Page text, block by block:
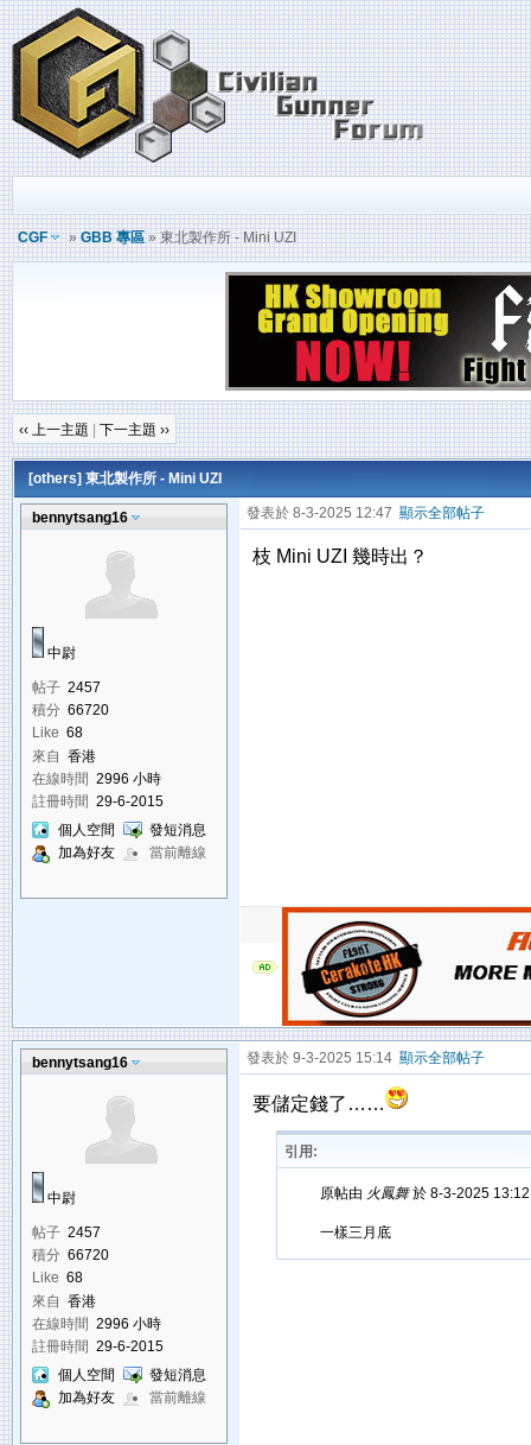
CGF »GBB 專區» 東北製作所 - Mini UZI
‹‹ 上一主題 下一主題 ››
[others] 東北製作所 - Mini UZI
bennytsang16
中尉
帖子 2457
積分 66720
Like 68
來自 香港
在線時間 2996 小時
註冊時間 29-6-2015
個人空間
發短消息
加為好友
當前離線
發表於 8-3-2025 12:47 顯示全部帖子
枝 Mini UZI 幾時出？
bennytsang16
中尉
帖子 2457
積分 66720
Like 68
來自 香港
在線時間 2996 小時
註冊時間 29-6-2015
個人空間
發短消息
加為好友
當前離線
發表於 9-3-2025 15:14 顯示全部帖子
要儲定錢了……
引用:
原帖由 火鳳舞於 8-3-2025
一樣三月底